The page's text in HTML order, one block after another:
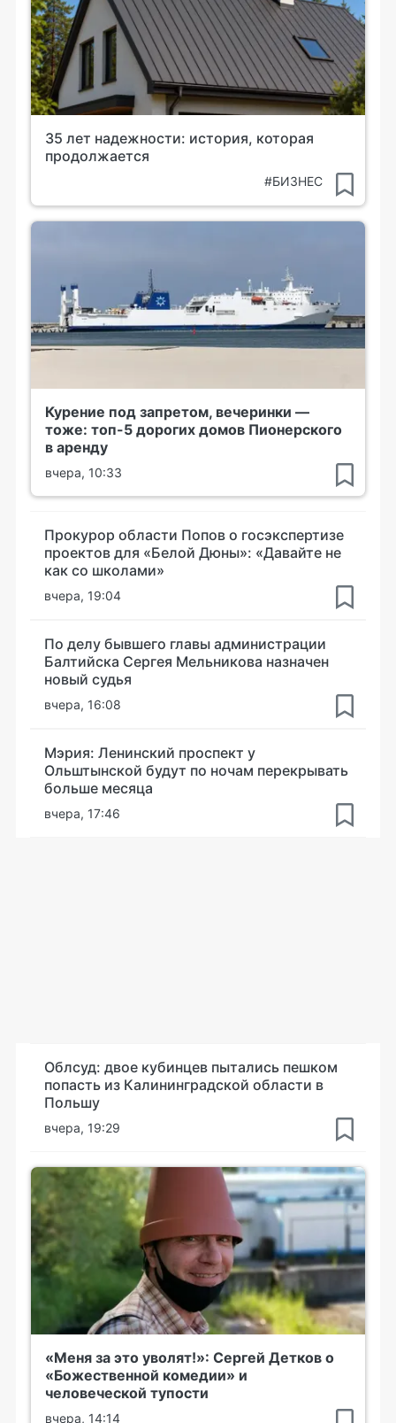
35 лет надежности: история, которая
продолжается
#БИЗНЕС
Курение под запретом, вечеринки —
тоже: топ-5 дорогих домов Пионерского
в аренду
вчера, 10:33
Прокурор области Попов о госэкспертизе
проектов для «Белой Дюны»: «Давайте не
как со школами»
вчера, 19:04
По делу бывшего главы администрации
Балтийска Сергея Мельникова назначен
новый судья
вчера, 16:08
Мэрия: Ленинский проспект у
Ольштынской будут по ночам перекрывать
больше месяца
вчера, 17:46
Облсуд: двое кубинцев пытались пешком
попасть из Калининградской области в
Польшу
вчера, 19:29
«Меня за это уволят!»: Сергей Детков о
«Божественной комедии» и
человеческой тупости
вчера, 14:14